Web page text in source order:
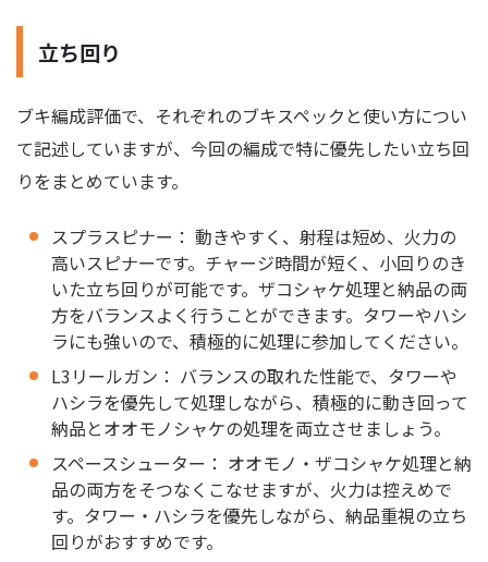
立ち回り
ブキ編成評価で、それぞれのブキスペックと使い方につい
て記述していますが、今回の編成で特に優先したい立ち回
りをまとめています。
スプラスピナー： 動きやすく、射程は短め、火力の
高いスピナーです。チャージ時間が短く、小回りのき
いた立ち回りが可能です。ザコシャケ処理と納品の両
方をバランスよく行うことができます。タワーやハシ
ラにも強いので、積極的に処理に参加してください。
L3リールガン： バランスの取れた性能で、タワーや
ハシラを優先して処理しながら、積極的に動き回って
納品とオオモノシャケの処理を両立させましょう。
スペースシューター： オオモノ・ザコシャケ処理と納
品の両方をそつなくこなせますが、火力は控えめで
す。タワー・ハシラを優先しながら、納品重視の立ち
回りがおすすめです。